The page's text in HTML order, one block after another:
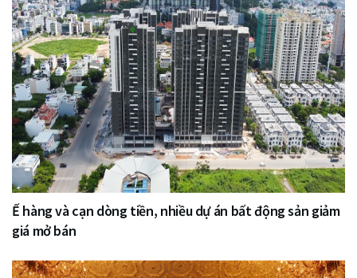
Ế hàng và cạn dòng tiền, nhiều dự án bất động sản giảm
giá mở bán